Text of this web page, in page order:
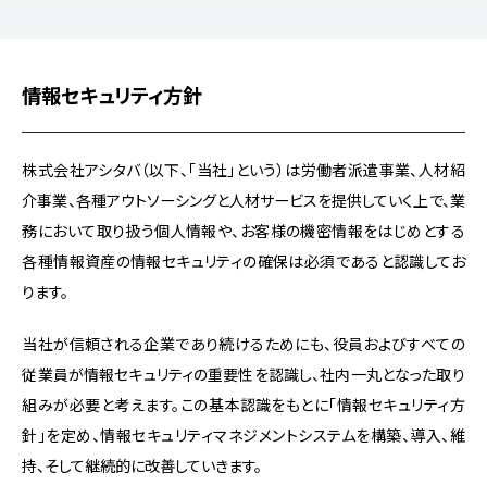
情報セキュリティ方針
株式会社アシタバ（以下、「当社」という）は労働者派遣事業、人材紹
介事業、各種アウトソーシングと人材サービスを提供していく上で、業
務において取り扱う個人情報や、お客様の機密情報をはじめとする
各種情報資産の情報セキュリティの確保は必須であると認識してお
ります。
当社が信頼される企業であり続けるためにも、役員およびすべての
従業員が情報セキュリティの重要性を認識し、社内一丸となった取り
組みが必要と考えます。この基本認識をもとに「情報セキュリティ方
針」を定め、情報セキュリティマネジメントシステムを構築、導入、維
持、そして継続的に改善していきます。